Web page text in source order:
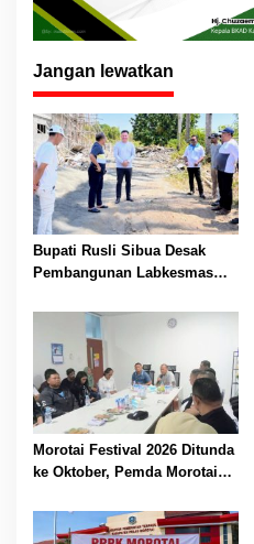
Jangan lewatkan
Bupati Rusli Sibua Desak
Pembangunan Labkesmas
Agustus
Morotai Festival 2026 Ditunda
ke Oktober, Pemda Morotai
Wisatawan